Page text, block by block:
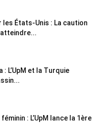
les États-Unis : La caution
: L’UpM et la Turquie
: L’UpM lance la 1ère